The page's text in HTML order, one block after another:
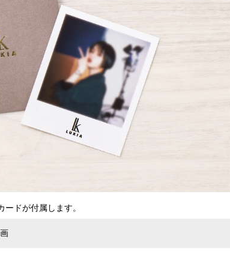
ドが付属します。